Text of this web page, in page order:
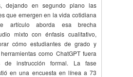
dejando en segundo plano las
que emergen en la vida cotidiana
artículo aborda esa brecha
mixto con énfasis cualitativo,
cómo estudiantes de grado y
como ChatGPT fuera
de instrucción formal. La fase
en una encuesta en línea a 73